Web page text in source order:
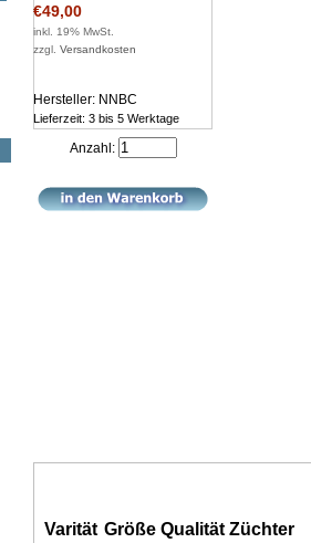
€49,00
inkl. 19% MwSt.
zzgl.Versandkosten
Hersteller: NNBC
Lieferzeit: 3 bis 5 Werktage
Anzahl:
Varität Größe Qualität Züchter